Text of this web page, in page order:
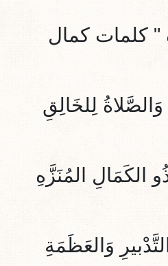
" كلمات كمال
وَالصَّلاةُ لِلخَالِقِ
الكَمَالِ المُنَزَّهِ
وَالعَظَمَةِ